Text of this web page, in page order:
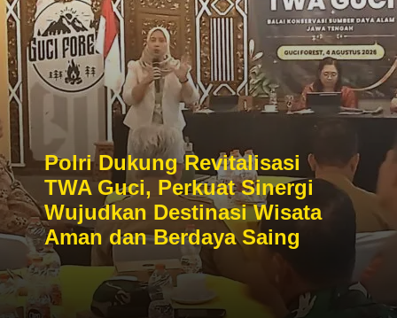
Polri Dukung Revitalisasi
TWA Guci, Perkuat Sinergi
Wujudkan Destinasi Wisata
Aman dan Berdaya Saing